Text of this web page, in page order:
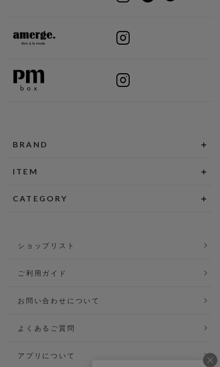
BRAND
ITEM
CATEGORY
ショップリスト
ご利用ガイド
お問い合わせについて
よくあるご質問
アプリについて